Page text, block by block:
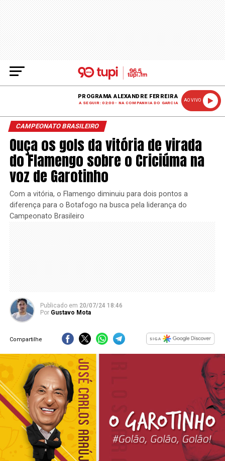
PROGRAMA ALEXANDRE FERREIRA
A SEGUIR: 02:00 - NA COMPANHIA DO GARCIA
AO VIVO
CAMPEONATO BRASILEIRO
Ouça os gols da vitória de virada
do Flamengo sobre o Criciúma na
voz de Garotinho
Com a vitória, o Flamengo diminuiu para dois pontos a
diferença para o Botafogo na busca pela liderança do
Campeonato Brasileiro
Publicado em 20/07/24 18:46
Por Gustavo Mota
Compartilhe